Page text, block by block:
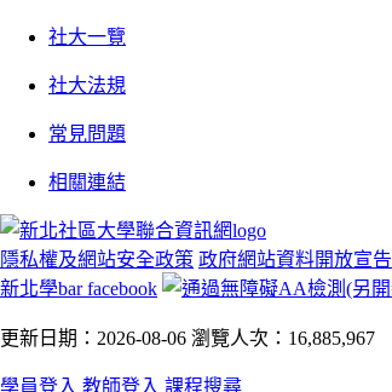
社大一覽
社大法規
常見問題
相關連結
隱私權及網站安全政策 政府網站資料開放宣告
新北學bar facebook
更新日期：2026-08-06 瀏覽人次：16,885,967
學員登入 教師登入 課程搜尋